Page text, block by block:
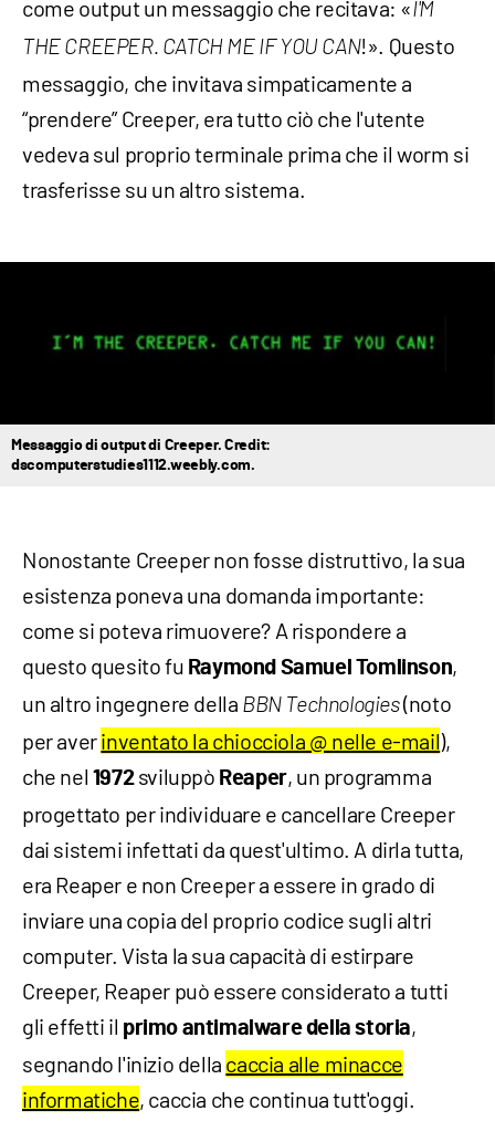
come output un messaggio che recitava: «I'M
THE CREEPER. CATCH ME IF YOU CAN!». Questo
messaggio, che invitava simpaticamente a
“prendere” Creeper, era tutto ciò che l'utente
vedeva sul proprio terminale prima che il worm si
trasferisse su un altro sistema.
Messaggio di output di Creeper. Credit:
dscomputerstudies1112.weebly.com.
Nonostante Creeper non fosse distruttivo, la sua
esistenza poneva una domanda importante:
come si poteva rimuovere? A rispondere a
questo quesito fu Raymond Samuel Tomlinson,
un altro ingegnere della BBN Technologies(noto
per averinventato la chiocciola @ nelle e-mail),
che nel 1972sviluppò Reaper, un programma
progettato per individuare e cancellare Creeper
dai sistemi infettati da quest'ultimo. A dirla tutta,
era Reaper e non Creeper a essere in grado di
inviare una copia del proprio codice sugli altri
computer. Vista la sua capacità di estirpare
Creeper, Reaper può essere considerato a tutti
gli effetti il primo antimalware della storia,
segnando l'inizio della caccia alle minacce
informatiche, caccia che continua tutt'oggi.